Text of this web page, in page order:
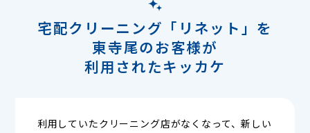
宅配クリーニング「リネット」を
東寺尾のお客様が
利用されたキッカケ
利用していたクリーニング店がなくなって、新しい